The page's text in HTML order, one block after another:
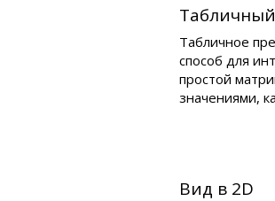
Табличное
способ для
простой
значениями,
Вид в 2D